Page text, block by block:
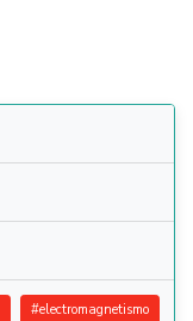
#electromagnetismo